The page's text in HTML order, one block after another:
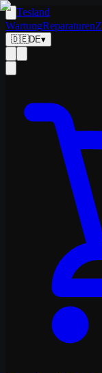
Tesland
WartungReparaturen
🇩🇪DE▾